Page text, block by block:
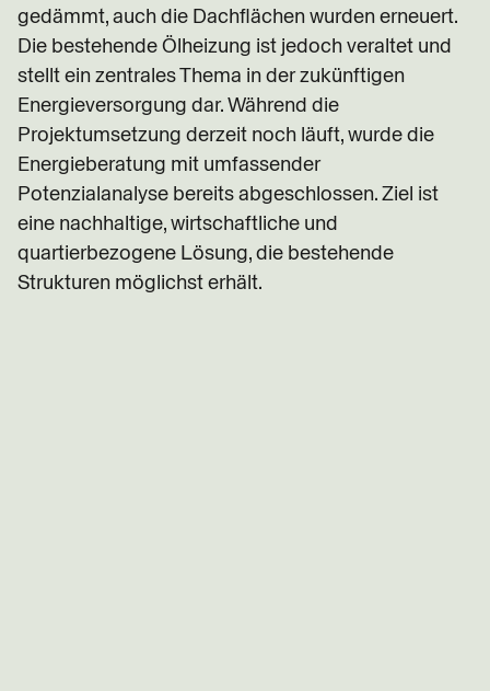
gedämmt, auch die Dachflächen wurden erneuert.
Die bestehende Ölheizung ist jedoch veraltet und
stellt ein zentrales Thema in der zukünftigen
Energieversorgung dar. Während die
Projektumsetzung derzeit noch läuft, wurde die
Energieberatung mit umfassender
Potenzialanalyse bereits abgeschlossen. Ziel ist
eine nachhaltige, wirtschaftliche und
quartierbezogene Lösung, die bestehende
Strukturen möglichst erhält.